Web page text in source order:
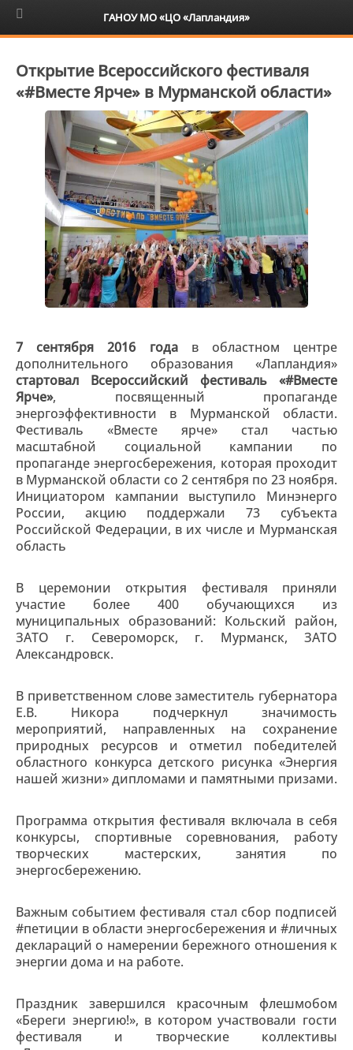
6+
Открытие Всероссийского фестиваля
«#Вместе Ярче» в Мурманской области»
7 сентября 2016 годав областном центре
дополнительного образования «Лапландия»
стартовал Всероссийский фестиваль «#Вместе
Ярче», посвященный пропаганде
энергоэффективности в Мурманской области.
Фестиваль «Вместе ярче» стал частью
масштабной социальной кампании по
пропаганде энергосбережения, которая проходит
в Мурманской области со 2 сентября по 23 ноября.
Инициатором кампании выступило Минэнерго
России, акцию поддержали 73 субъекта
Российской Федерации, в их числе и Мурманская
область
В церемонии открытия фестиваля приняли
участие более 400 обучающихся из
муниципальных образований: Кольский район,
ЗАТО г. Североморск, г. Мурманск, ЗАТО
Александровск.
В приветственном слове заместитель губернатора
Е.В. Никора подчеркнул значимость
мероприятий, направленных на сохранение
природных ресурсов и отметил победителей
областного конкурса детского рисунка «Энергия
нашей жизни» дипломами и памятными призами.
Программа открытия фестиваля включала в себя
конкурсы, спортивные соревнования, работу
творческих мастерских, занятия по
энергосбережению.
Важным событием фестиваля стал сбор подписей
#петиции в области энергосбережения и #личных
деклараций о намерении бережного отношения к
энергии дома и на работе.
Праздник завершился красочным флешмобом
«Береги энергию!», в котором участвовали гости
фестиваля и творческие коллективы
ГАНОУ МО «ЦО «Лапландия»